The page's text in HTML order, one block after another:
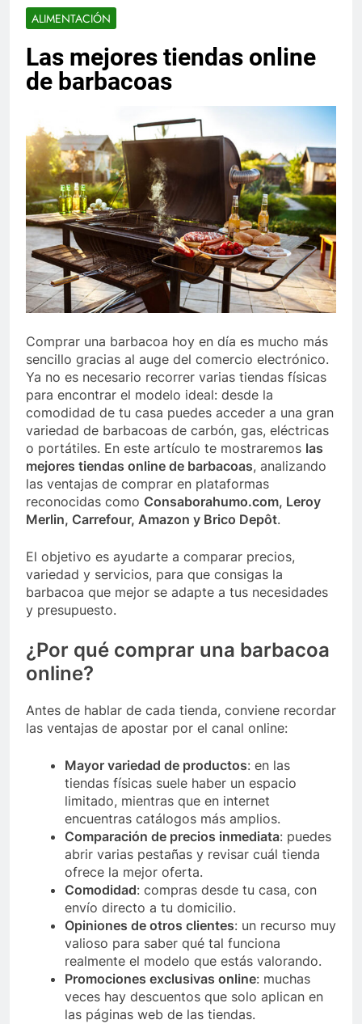
ALIMENTACIÓN
Las mejores tiendas online
de barbacoas
Comprar una barbacoa hoy en día es mucho más
sencillo gracias al auge del comercio electrónico.
Ya no es necesario recorrer varias tiendas físicas
para encontrar el modelo ideal: desde la
comodidad de tu casa puedes acceder a una gran
variedad de barbacoas de carbón, gas, eléctricas
o portátiles. En este artículo te mostraremos las
mejores tiendas online de barbacoas, analizando
las ventajas de comprar en plataformas
reconocidas como Consaborahumo.com, Leroy
Merlin, Carrefour, Amazon y Brico Depôt.
El objetivo es ayudarte a comparar precios,
variedad y servicios, para que consigas la
barbacoa que mejor se adapte a tus necesidades
y presupuesto.
¿Por qué comprar una barbacoa
online?
Antes de hablar de cada tienda, conviene recordar
las ventajas de apostar por el canal online:
Mayor variedad de productos: en las
tiendas físicas suele haber un espacio
limitado, mientras que en internet
encuentras catálogos más amplios.
Comparación de precios inmediata: puedes
abrir varias pestañas y revisar cuál tienda
ofrece la mejor oferta.
Comodidad: compras desde tu casa, con
envío directo a tu domicilio.
Opiniones de otros clientes: un recurso muy
valioso para saber qué tal funciona
realmente el modelo que estás valorando.
Promociones exclusivas online: muchas
veces hay descuentos que solo aplican en
las páginas web de las tiendas.